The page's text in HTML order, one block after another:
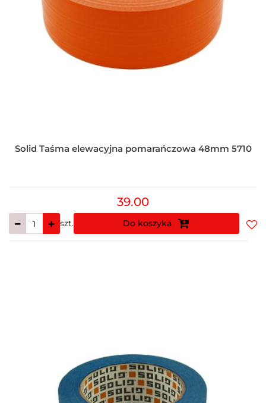
Solid Taśma elewacyjna pomarańczowa 48mm 5710
39.00
szt. Do koszyka